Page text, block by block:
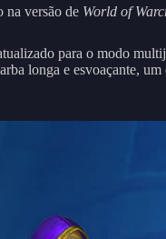
na versão de World of
para o modo
longa e esvoaçante,